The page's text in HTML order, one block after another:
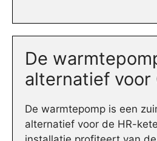
De
alternatief voor
De warmtepomp is een
alternatief voor de HR-